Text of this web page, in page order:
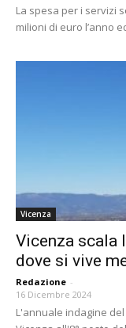
La spesa per i servizi
milioni di euro l’anno
Vicenza
Vicenza scala
dove si vive
Redazione -
16 Dicembre 2024
L'annuale indagine